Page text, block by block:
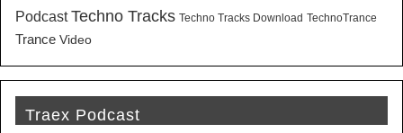
Podcast Techno Tracks Techno Tracks Download TechnoTrance
Trance Video
Traex Podcast